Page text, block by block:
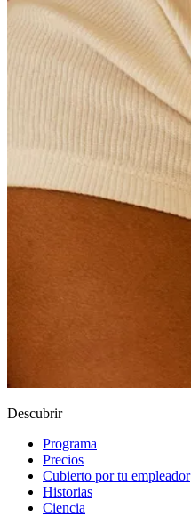
Descubrir
Programa
Precios
Cubierto por tu empleador
Historias
Ciencia